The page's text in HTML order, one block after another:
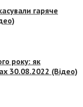
гаряче
року: як
30.08.2022 (Відео)